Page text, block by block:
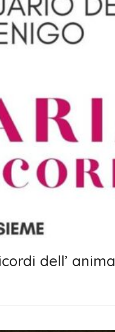
dell’ anima